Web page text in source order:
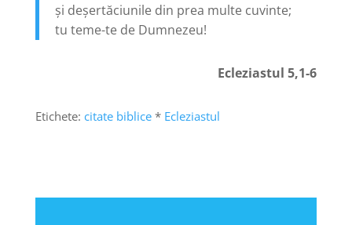
și deșertăciunile din prea multe cuvinte;
tu teme-te de Dumnezeu!
Ecleziastul 5,1-6
Etichete: citate biblice* Ecleziastul